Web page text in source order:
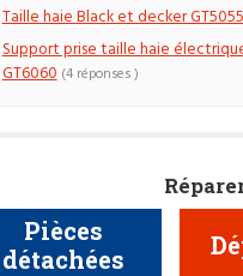
Taille haie Black et decker GT5055
Support prise taille haie
GT6060 (4 réponses )
Pièces
détachées